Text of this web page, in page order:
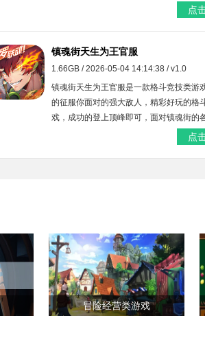
感动，感兴趣镇魂街天生为王官方版的朋
点
镇魂街天生为王官服
1.66GB / 2026-05-04 14:14:38 / v1.0
镇魂街天生为王官服是一款格斗竞技类游
的征服你面对的强大敌人，精彩好玩的格
戏，成功的登上顶峰即可，面对镇魂街的
斗，感兴趣的玩家快来下载镇魂街天生为
点
冒险经营类游戏